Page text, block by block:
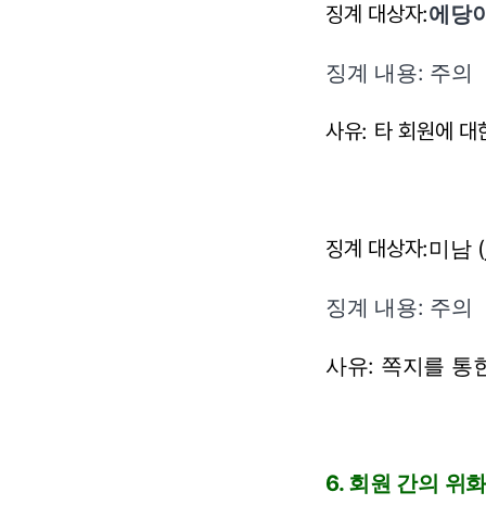
징계 대상자:에당
징계 내용: 주의
사유: 타 회원에 대
징계 대상자:미남
징계 내용: 주의
사유: 쪽지를 통
6. 회원 간의 위